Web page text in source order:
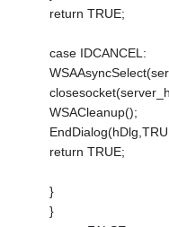
return TRUE;
case IDCANCEL:
WSACleanup();
return TRUE;
}
}